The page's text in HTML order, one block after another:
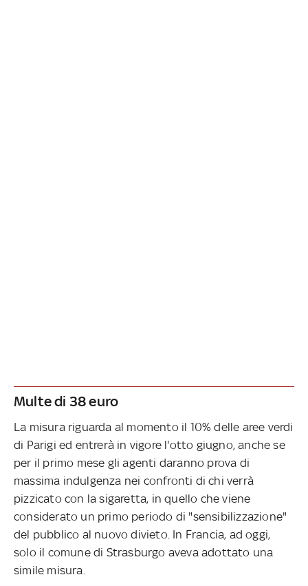
Multe di 38 euro
La misura riguarda al momento il 10% delle aree verdi
di Parigi ed entrerà in vigore l'otto giugno, anche se
per il primo mese gli agenti daranno prova di
massima indulgenza nei confronti di chi verrà
pizzicato con la sigaretta, in quello che viene
considerato un primo periodo di "sensibilizzazione"
del pubblico al nuovo divieto. In Francia, ad oggi,
solo il comune di Strasburgo aveva adottato una
simile misura.